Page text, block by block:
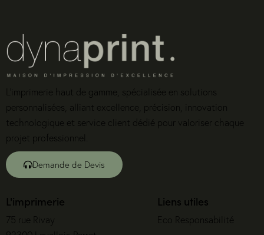
L’imprimerie haut de gamme, spécialisée en solutions
personnalisées, alliant excellence, précision, innovation
technologique et service client dédié pour valoriser chaque
projet professionnel.
Demande de Devis
L'imprimerie
75 rue Rivay
Liens utiles
Eco Responsabilité